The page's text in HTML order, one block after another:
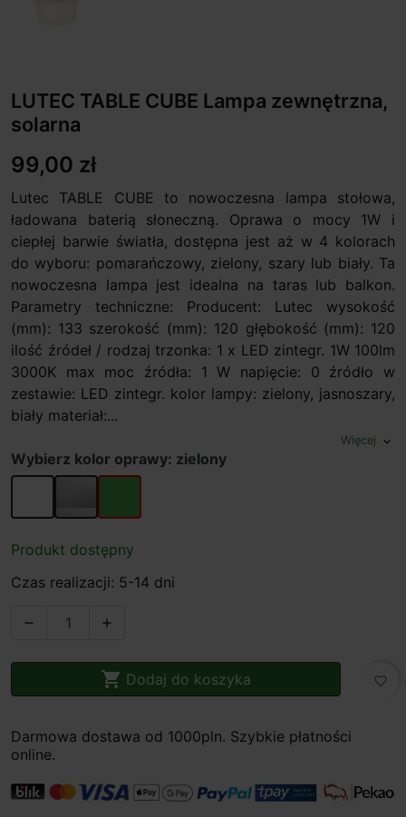
LUTEC TABLE CUBE Lampa zewnętrzna,
solarna
99,00 zł
Lutec TABLE CUBE to nowoczesna lampa stołowa,
ładowana baterią słoneczną. Oprawa o mocy 1W i
ciepłej barwie światła, dostępna jest aż w 4 kolorach
do wyboru: pomarańczowy, zielony, szary lub biały. Ta
nowoczesna lampa jest idealna na taras lub balkon.
Parametry techniczne: Producent: Lutec wysokość
(mm): 133 szerokość (mm): 120 głębokość (mm): 120
ilość źródeł / rodzaj trzonka: 1 x LED zintegr. 1W 100lm
3000K max moc źródła: 1 W napięcie: 0 źródło w
zestawie: LED zintegr. kolor lampy: zielony, jasnoszary,
biały materiał:...
Więcej expand_more
Wybierz kolor oprawy: zielony
biały szary zielony
Produkt dostępny
Czas realizacji: 5-14 dni
 
 Dodaj do koszyka favorite_border
Darmowa dostawa od 1000pln. Szybkie płatności
online.